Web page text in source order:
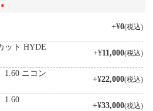
須
+¥0 税込
ット HYDE
+¥11,000 税込
ニコン
+¥22,000 税込
1.60
+¥33,000 税込